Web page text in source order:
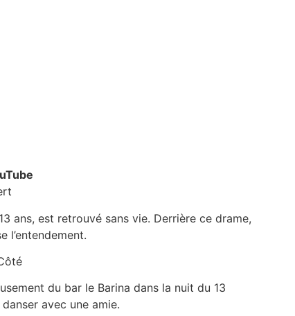
ans, est retrouvé sans vie. Derrière ce drame,
l’entendement.
du bar le Barina dans la nuit du 13
avec une amie.